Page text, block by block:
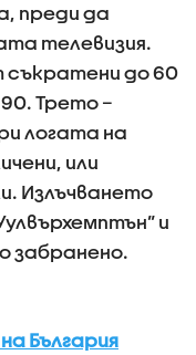
преди да
телевизия.
до 60
Трето –
логата на
или
Излъчването
и
забранено.
България